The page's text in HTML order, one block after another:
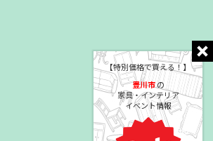
【特別価格で買える！】
豊川市の
家具・インテリア
イベント情報